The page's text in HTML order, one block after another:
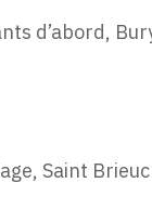
d’abord,
Saint